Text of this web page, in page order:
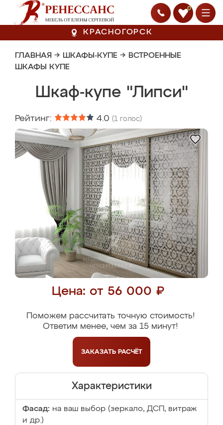
0
КРАСНОГОРСК
ГЛАВНАЯ → ШКАФЫ-КУПЕ → ВСТРОЕННЫЕ
ШКАФЫ КУПЕ
Шкаф-купе "Липси"
Рейтинг: 4.0 (1 голос)
Цена: от 56 000 ₽
Поможем рассчитать точную стоимость!
Ответим менее, чем за 15 минут!
ЗАКАЗАТЬ РАСЧЁТ
Характеристики
Фасад: на ваш выбор (зеркало, ДСП, витраж
и др.)